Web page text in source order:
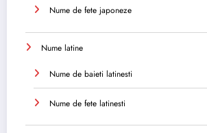
Nume de fete japoneze
Nume latine
Nume de baieti latinesti
Nume de fete latinesti